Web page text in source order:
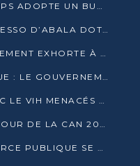
ÉCONOMIE FLUVIALE : LE PABPS ADOPTE UN BUDGET 2026 DE PLUS DE 2,7 MILLIARDS FCFA
LE LYCÉE DENIS SASSOU N’GUESSO D’ABALA DOTÉ D’UNE SALLE MULTIMÉDIA
POINTE-NOIRE : LE GOUVERNEMENT EXHORTE À UN USAGE RESPONSABLE DU NOUVEAU MATÉRIEL MUNICIPAL
SITUATION SOCIOÉCONOMIQUE : LE GOUVERNEMENT INTERPELLÉ DEVANT LE SÉNAT
20.000 PATIENTS VIVANT AVEC LE VIH MENACÉS D’ARRÊT DE TRAITEMENT
AGL MOBILISE L’AFRIQUE AUTOUR DE LA CAN 2025
PRÉSIDENTIELLE 2026 : LA FORCE PUBLIQUE SE PRÉPARE À SÉCURISER LE SCRUTIN